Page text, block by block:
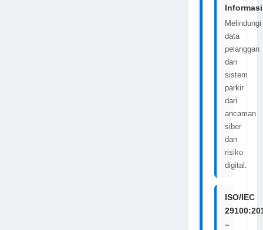
Informasi
Melindungi
data
pelanggan
dan
sistem
parkir
dari
ancaman
siber
dan
risiko
digital.
ISO/IEC
–